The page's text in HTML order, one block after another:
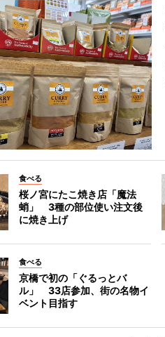
食べる
桜ノ宮にたこ焼き店「魔法
蛸」 3種の部位使い注文後
に焼き上げ
食べる
京橋で初の「ぐるっとバ
ル」 33店参加、街の名物イ
ベント目指す